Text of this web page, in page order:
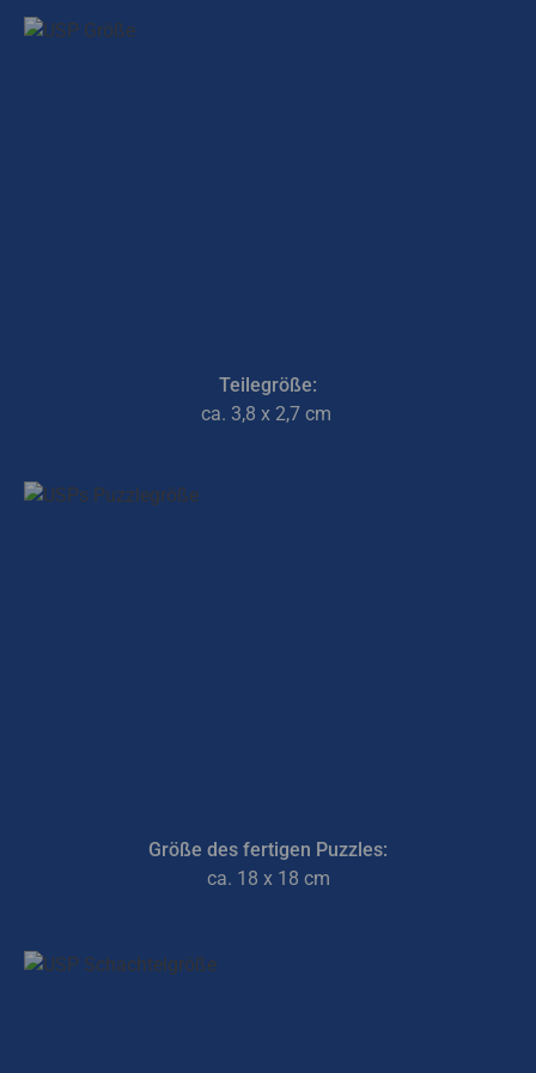
Teilegröße:
ca. 3,8 x 2,7 cm
Größe des fertigen Puzzles:
ca. 18 x 18 cm